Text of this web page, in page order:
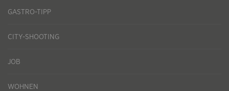
GASTRO-TIPP
CITY-SHOOTING
JOB
WOHNEN